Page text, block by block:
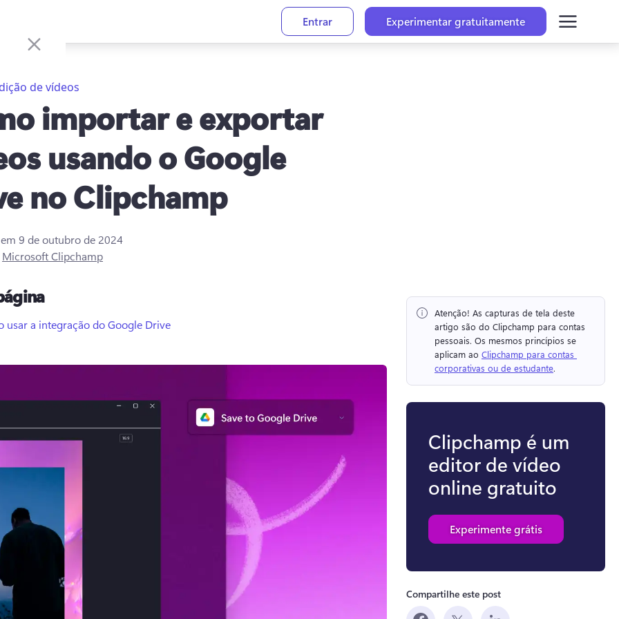
Entrar Experimentar gratuitamente
de vídeos
importar e exportar
usando o Google
no Clipchamp
9 de outubro de 2024
Microsoft Clipchamp
usar a integração do Google Drive
Atenção! As capturas de tela deste
artigo são do Clipchamp para contas
pessoais. Os mesmos princípios se
aplicam ao Clipchamp para contas
corporativas ou de estudante.
Clipchamp é um
editor de vídeo
online gratuito
Experimente grátis
Compartilhe este post